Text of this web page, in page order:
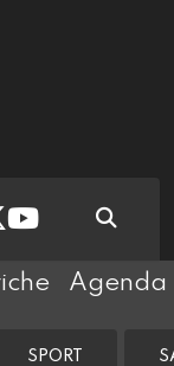
Agenda
SPORT